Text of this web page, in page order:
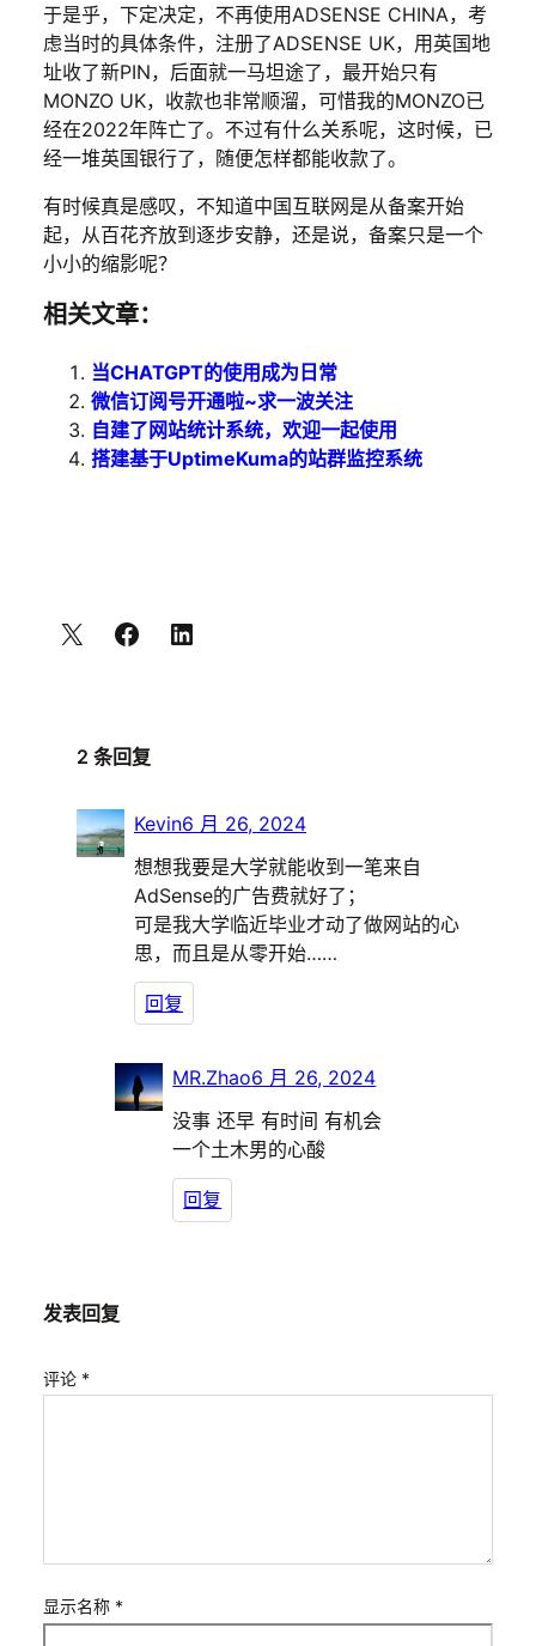
于是乎，下定决定，不再使用ADSENSE CHINA，考
虑当时的具体条件，注册了ADSENSE UK，用英国地
址收了新PIN，后面就一马坦途了，最开始只有
MONZO UK，收款也非常顺溜，可惜我的MONZO已
经在2022年阵亡了。不过有什么关系呢，这时候，已
经一堆英国银行了，随便怎样都能收款了。
有时候真是感叹，不知道中国互联网是从备案开始
起，从百花齐放到逐步安静，还是说，备案只是一个
小小的缩影呢？
相关文章：
当CHATGPT的使用成为日常
微信订阅号开通啦~求一波关注
自建了网站统计系统，欢迎一起使用
搭建基于UptimeKuma的站群监控系统
2 条回复
Kevin6 月 26, 2024
想想我要是大学就能收到一笔来自
AdSense的广告费就好了；
可是我大学临近毕业才动了做网站的心
思，而且是从零开始……
回复
MR.Zhao6 月 26, 2024
没事 还早 有时间 有机会
一个土木男的心酸
回复
发表回复
评论 *
显示名称 *